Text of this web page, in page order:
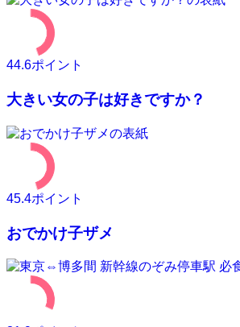
44.6ポイント
大きい女の子は好きですか？
45.4ポイント
おでかけ子ザメ